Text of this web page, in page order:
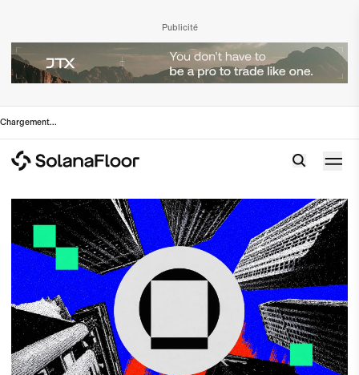
Publicité
Chargement...